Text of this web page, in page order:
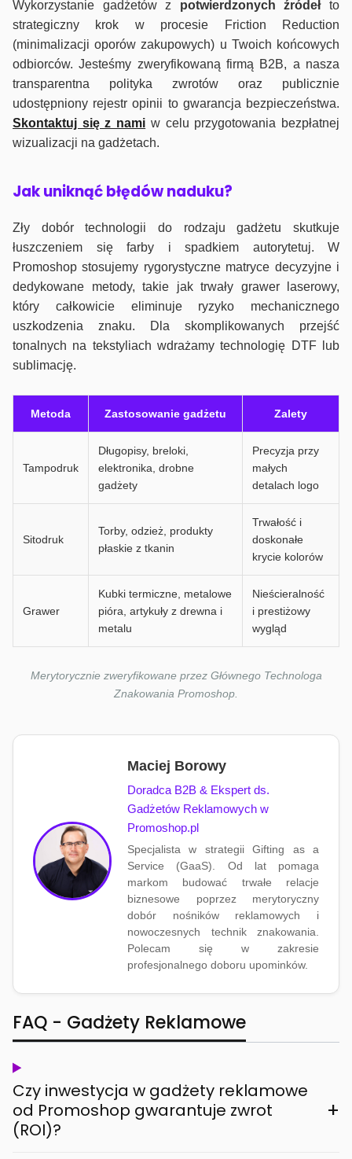
Wykorzystanie gadżetów z potwierdzonych źródełto
strategiczny krok w procesie Friction Reduction
(minimalizacji oporów zakupowych) u Twoich końcowych
odbiorców. Jesteśmy zweryfikowaną firmą B2B, a nasza
transparentna polityka zwrotów oraz publicznie
udostępniony rejestr opinii to gwarancja bezpieczeństwa.
Skontaktuj się z nami w celu przygotowania bezpłatnej
wizualizacji na gadżetach.
Jak uniknąć błędów naduku?
Zły dobór technologii do rodzaju gadżetu skutkuje
łuszczeniem się farby i spadkiem autorytetuj. W
Promoshop stosujemy rygorystyczne matryce decyzyjne i
dedykowane metody, takie jak trwały grawer laserowy,
który całkowicie eliminuje ryzyko mechanicznego
uszkodzenia znaku. Dla skomplikowanych przejść
tonalnych na tekstyliach wdrażamy technologię DTF lub
sublimację.
Metoda Zastosowanie gadżetu Zalety
Tampodruk
Długopisy, breloki,
elektronika, drobne
gadżety
Precyzja przy
małych
detalach logo
Sitodruk
Torby, odzież, produkty
płaskie z tkanin
Trwałość i
doskonałe
krycie kolorów
Grawer
Kubki termiczne, metalowe
pióra, artykuły z drewna i
metalu
Nieścieralność
i prestiżowy
wygląd
Merytorycznie zweryfikowane przez Głównego Technologa
Znakowania Promoshop.
Maciej Borowy
Doradca B2B & Ekspert ds.
Gadżetów Reklamowych w
Promoshop.pl
Specjalista w strategii Gifting as a
Service (GaaS). Od lat pomaga
markom budować trwałe relacje
biznesowe poprzez merytoryczny
dobór nośników reklamowych i
nowoczesnych technik znakowania.
Polecam się w zakresie
profesjonalnego doboru upominków.
FAQ - Gadżety Reklamowe
Czy inwestycja w gadżety reklamowe
od Promoshop gwarantuje zwrot
(ROI)?
+